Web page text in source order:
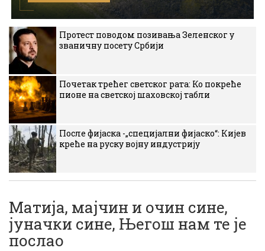
Протест поводом позивања Зеленског у
званичну посету Србији
Почетак трећег светског рата: Ко покреће
пионе на светској шаховској табли
После фијаска -„специјални фијаско“: Кијев
креће на руску војну индустрију
Матија, мајчин и очин сине,
јуначки сине, Његош нам те је
послао